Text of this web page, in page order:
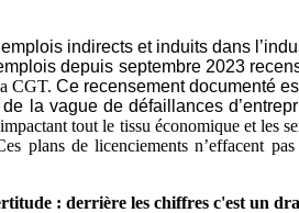
indirects et induits dans
depuis septembre 2023
CGT. Ce recensement documenté
la vague de défaillances
tout le tissu économique et les
plans de licenciements n’effacent
: derrière les chiffres c'est un